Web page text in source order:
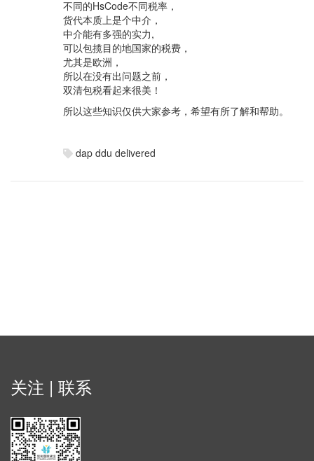
不同的HsCode不同税率，
货代本质上是个中介，
中介能有多强的实力,
可以包揽目的地国家的税费，
尤其是欧洲，
所以在没有出问题之前，
双清包税看起来很美！
所以这些知识仅供大家参考，希望有所了解和帮助。
dap ddu delivered
关注 | 联系